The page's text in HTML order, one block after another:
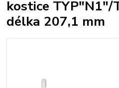
kostice TYP"N1"/
délka 207,1 mm